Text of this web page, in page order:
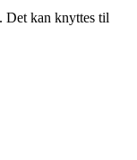
Det kan knyttes til